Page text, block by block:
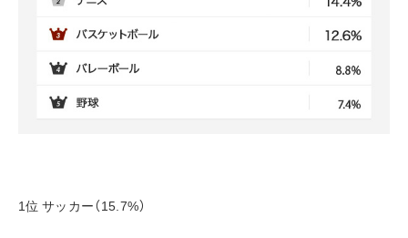
1位 サッカー（15.7%）